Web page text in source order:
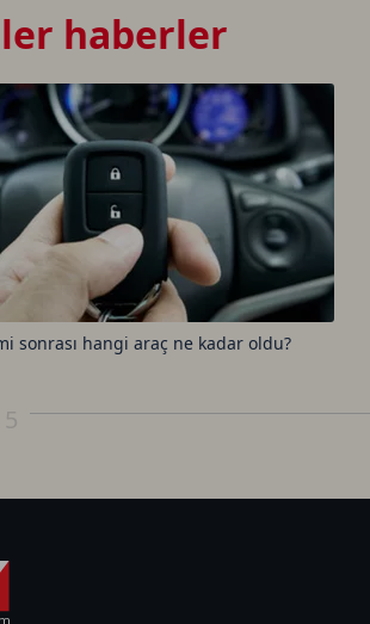
haberler
sonrası hangi araç ne kadar oldu?